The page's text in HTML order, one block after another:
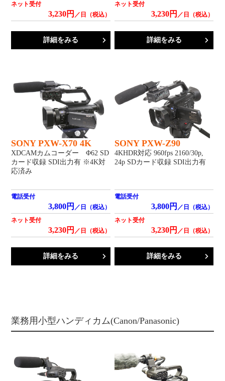
ネット受付
3,230円 ／日（税込）
詳細をみる
ネット受付
3,230円 ／日（税込）
詳細をみる
SONY PXW-X70 4K
XDCAMカムコーダー Φ62 SD
カード収録 SDI出力有 ※4K対
応済み
電話受付
3,800円 ／日（税込）
ネット受付
3,230円 ／日（税込）
詳細をみる
SONY PXW-Z90
4KHDR対応 960fps 2160/30p,
24p SDカード収録 SDI出力有
電話受付
3,800円 ／日（税込）
ネット受付
3,230円 ／日（税込）
詳細をみる
業務用小型ハンディカム(Canon/Panasonic)